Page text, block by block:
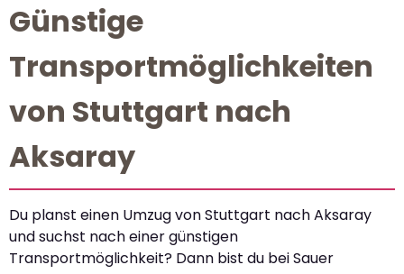
Günstige
Transportmöglichkeiten
von Stuttgart nach
Aksaray
Du planst einen Umzug von Stuttgart nach Aksaray
und suchst nach einer günstigen
Transportmöglichkeit? Dann bist du bei Sauer